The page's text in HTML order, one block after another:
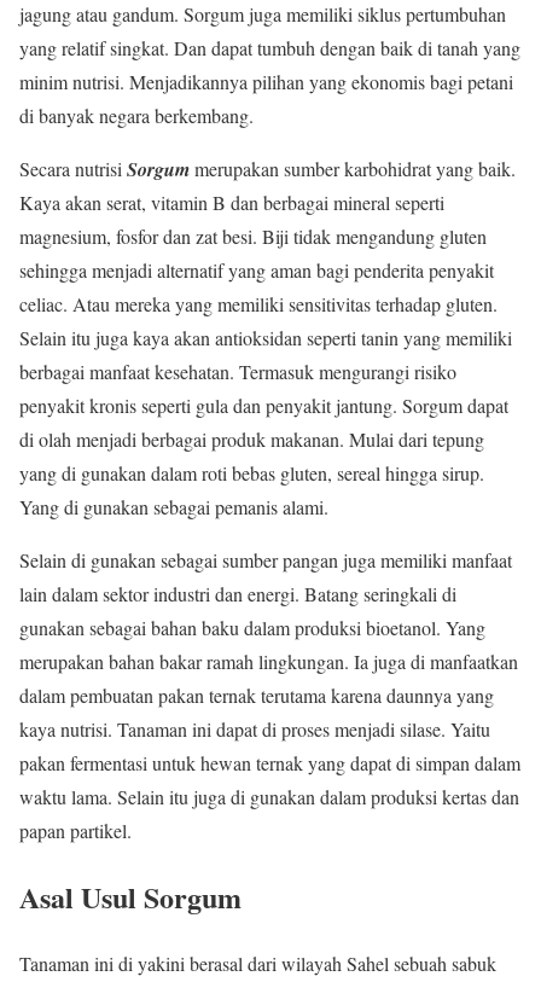
jagung atau gandum. Sorgum juga memiliki siklus pertumbuhan
yang relatif singkat. Dan dapat tumbuh dengan baik di tanah yang
minim nutrisi. Menjadikannya pilihan yang ekonomis bagi petani
di banyak negara berkembang.
Secara nutrisi Sorgummerupakan sumber karbohidrat yang baik.
Kaya akan serat, vitamin B dan berbagai mineral seperti
magnesium, fosfor dan zat besi. Biji tidak mengandung gluten
sehingga menjadi alternatif yang aman bagi penderita penyakit
celiac. Atau mereka yang memiliki sensitivitas terhadap gluten.
Selain itu juga kaya akan antioksidan seperti tanin yang memiliki
berbagai manfaat kesehatan. Termasuk mengurangi risiko
penyakit kronis seperti gula dan penyakit jantung. Sorgum dapat
di olah menjadi berbagai produk makanan. Mulai dari tepung
yang di gunakan dalam roti bebas gluten, sereal hingga sirup.
Yang di gunakan sebagai pemanis alami.
Selain di gunakan sebagai sumber pangan juga memiliki manfaat
lain dalam sektor industri dan energi. Batang seringkali di
gunakan sebagai bahan baku dalam produksi bioetanol. Yang
merupakan bahan bakar ramah lingkungan. Ia juga di manfaatkan
dalam pembuatan pakan ternak terutama karena daunnya yang
kaya nutrisi. Tanaman ini dapat di proses menjadi silase. Yaitu
pakan fermentasi untuk hewan ternak yang dapat di simpan dalam
waktu lama. Selain itu juga di gunakan dalam produksi kertas dan
papan partikel.
Asal Usul Sorgum
Tanaman ini di yakini berasal dari wilayah Sahel sebuah sabuk